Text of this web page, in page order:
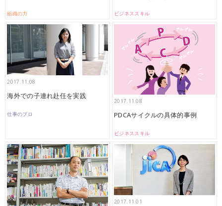
組織の力 ビジネススキル
2017.11.08
海外での子連れ赴任を実践
仕事のプロ
2017.11.08
PDCAサイクルの具体的事例
ビジネススキル
2017.11.01